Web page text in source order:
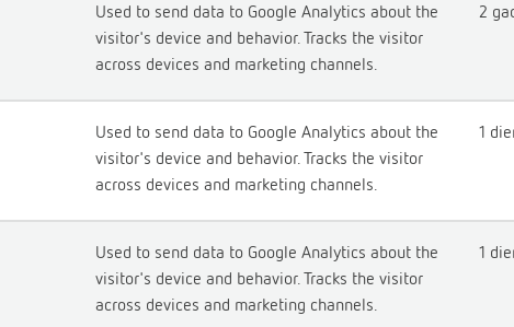
Used to send data to Google Analytics about the
visitor's device and behavior. Tracks the visitor
across devices and marketing channels.
2
Used to send data to Google Analytics about the
visitor's device and behavior. Tracks the visitor
across devices and marketing channels.
1
Used to send data to Google Analytics about the
visitor's device and behavior. Tracks the visitor
across devices and marketing channels.
1